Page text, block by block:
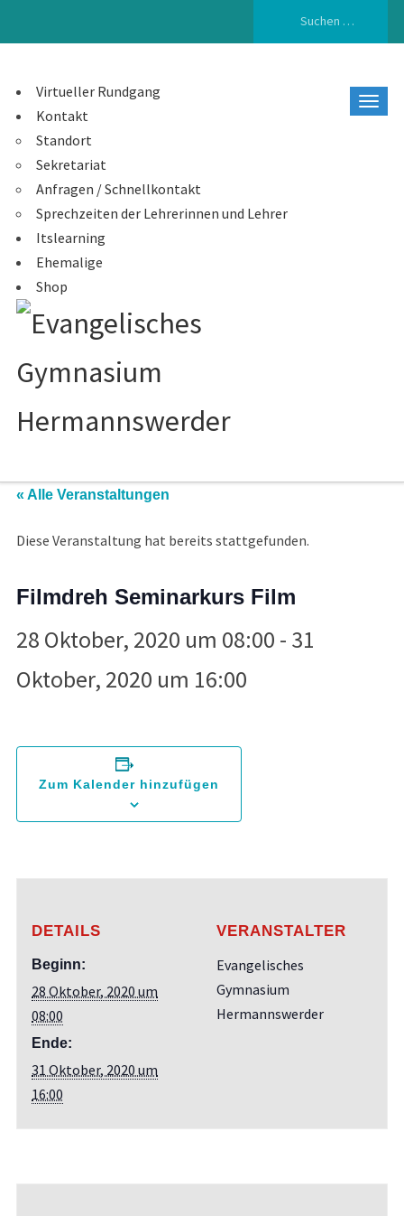
Virtueller Rundgang
Kontakt
Standort
Sekretariat
Anfragen / Schnellkontakt
Sprechzeiten der Lehrerinnen und Lehrer
Itslearning
Ehemalige
Shop
« Alle Veranstaltungen
Diese Veranstaltung hat bereits stattgefunden.
Filmdreh Seminarkurs Film
28 Oktober, 2020 um 08:00 - 31
Oktober, 2020 um 16:00
Zum Kalender hinzufügen
DETAILS
Beginn:
28 Oktober, 2020 um
08:00
Ende:
31 Oktober, 2020 um
16:00
VERANSTALTER
Evangelisches
Gymnasium
Hermannswerder